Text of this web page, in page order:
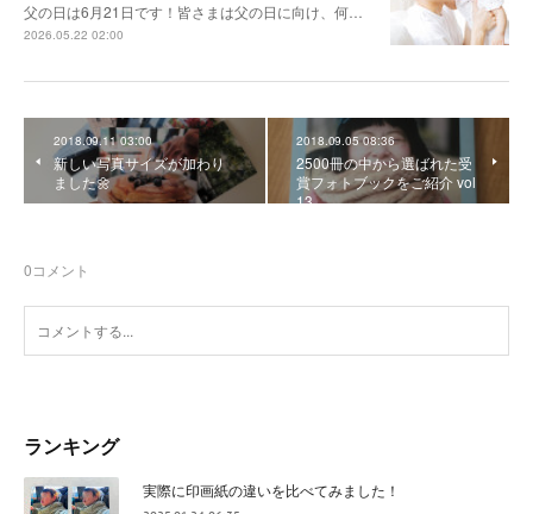
父の日は6月21日です！皆さまは父の日に向け、何…
2026.05.22 02:00
2018.09.11 03:00
新しい写真サイズが加わり
ました🌼
2018.09.05 08:36
2500冊の中から選ばれた受
賞フォトブックをご紹介 vol
13
0コメント
ランキング
実際に印画紙の違いを比べてみました！